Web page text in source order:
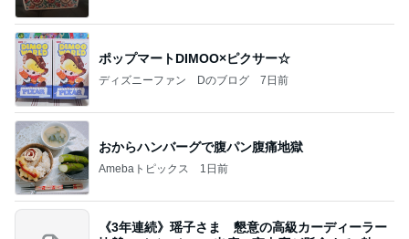
ポップマートDIMOO×ピクサー☆
ディズニーファン Dのブログ 7日前
おからハンバーグで腹パン腹痛地獄
Amebaトピックス 1日前
《3年連続》瑶子さま 懇意の高級カーディーラー